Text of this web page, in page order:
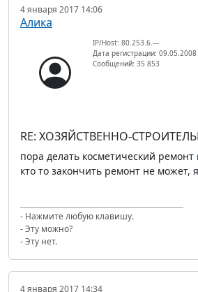
4 января 2017 14:06
Алика
IP/Host: 80.253.6.---
Дата регистрации: 09.05.2008
Сообщений: 35 853
RE: ХОЗЯЙСТВЕННО-
пора делать косметический ремонт
кто то закончить ремонт не может,
- Нажмите любую клавишу.
- Эту можно?
- Эту нет.
4 января 2017 14:34